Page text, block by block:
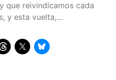
que reivindicamos cada
y esta vuelta,…